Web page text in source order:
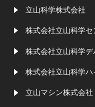
立山科学株式会社
株式会社立山科学
株式会社立山科学
株式会社立山科学
立山マシン株式会社